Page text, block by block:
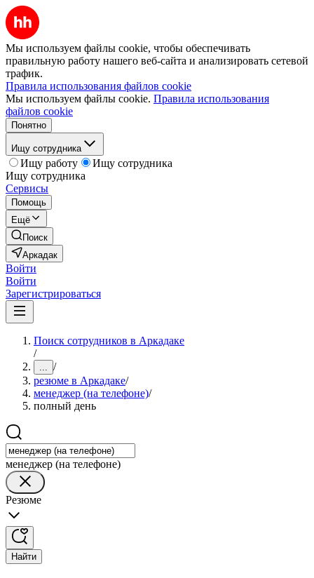
Мы используем файлы cookie, чтобы обеспечивать
правильную работу нашего веб-сайта и анализировать сетевой
трафик.
Правила использования файлов cookie
Мы используем файлы cookie. Правила использования
файлов cookie
Понятно
Ищу сотрудника
Ищу работу
Ищу сотрудника
Ищу сотрудника
Сервисы
Помощь
Ещё
Поиск
Аркадак
Войти
Войти
Зарегистрироваться
Поиск сотрудников в Аркадаке
/
... /
резюме в Аркадаке/
менеджер (на телефоне)/
полный день
менеджер (на телефоне)
Резюме
Найти